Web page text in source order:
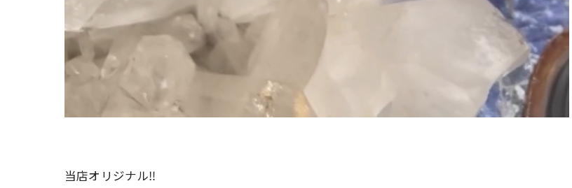
当店オリジナル‼️